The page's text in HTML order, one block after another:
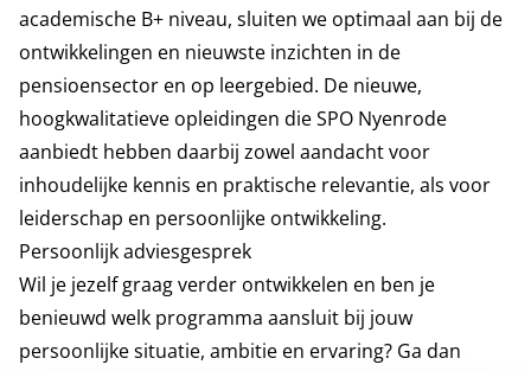
academische B+ niveau, sluiten we optimaal aan bij de
ontwikkelingen en nieuwste inzichten in de
pensioensector en op leergebied. De nieuwe,
hoogkwalitatieve opleidingen die SPO Nyenrode
aanbiedt hebben daarbij zowel aandacht voor
inhoudelijke kennis en praktische relevantie, als voor
leiderschap en persoonlijke ontwikkeling.
Persoonlijk adviesgesprek
Wil je jezelf graag verder ontwikkelen en ben je
benieuwd welk programma aansluit bij jouw
persoonlijke situatie, ambitie en ervaring? Ga dan